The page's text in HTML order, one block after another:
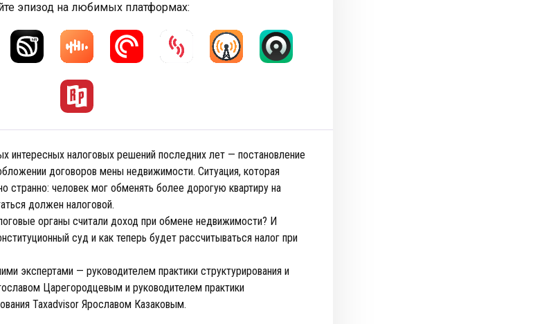
эпизод на любимых платформах:
интересных налоговых решений последних лет — постановление
договоров мены недвижимости. Ситуация, которая
странно: человек мог обменять более дорогую квартиру на
должен налоговой.
органы считали доход при обмене недвижимости? И
суд и как теперь будет рассчитываться налог при
экспертами — руководителем практики структурирования и
Царегородцевым и руководителем практики
Taxadvisor Ярославом Казаковым.